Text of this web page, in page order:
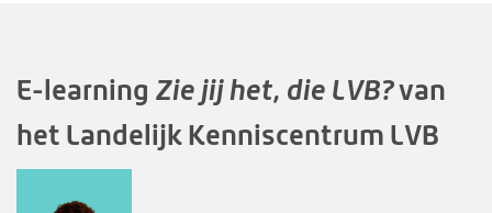
E-learning Zie jij het, die LVB?van
het Landelijk Kenniscentrum LVB